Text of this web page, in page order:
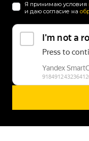
Я принимаю условия
и даю согласие на